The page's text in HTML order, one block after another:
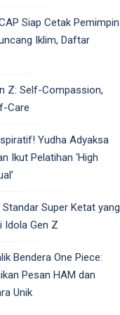
Siap Cetak Pemimpin
Iklim, Daftar
Z: Self-Compassion,
Care
Yudha Adyaksa
Ikut Pelatihan ‘High
Standar Super Ketat yang
Idola Gen Z
Bendera One Piece:
Pesan HAM dan
Unik